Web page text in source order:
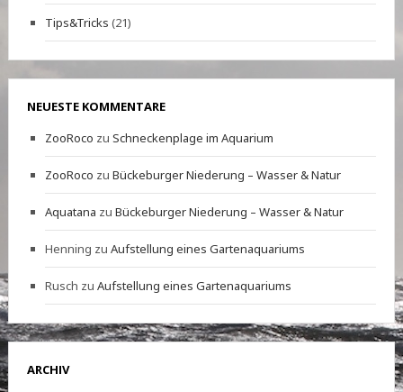
Tips&Tricks (21)
NEUESTE KOMMENTARE
ZooRoco zu Schneckenplage im Aquarium
ZooRoco zu Bückeburger Niederung – Wasser & Natur
Aquatana zu Bückeburger Niederung – Wasser & Natur
Henning zu Aufstellung eines Gartenaquariums
Rusch zu Aufstellung eines Gartenaquariums
ARCHIV